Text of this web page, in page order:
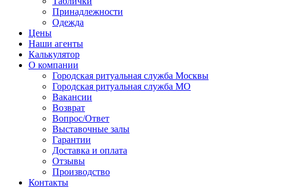
Принадлежности
Одежда
Цены
Наши агенты
Калькулятор
О компании
Городская ритуальная служба Москвы
Городская ритуальная служба МО
Вакансии
Возврат
Вопрос/Ответ
Выставочные залы
Гарантии
Доставка и оплата
Отзывы
Производство
Контакты